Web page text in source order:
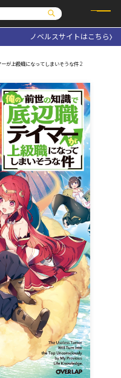
庫
ベルス
通販・NEWS
STORE
ーバーラップ広報室
お問い合わせはこちら
文庫
ルス
ルスf
ス
ノベルスサイトはこちら
が上級職になってしまいそうな件 2